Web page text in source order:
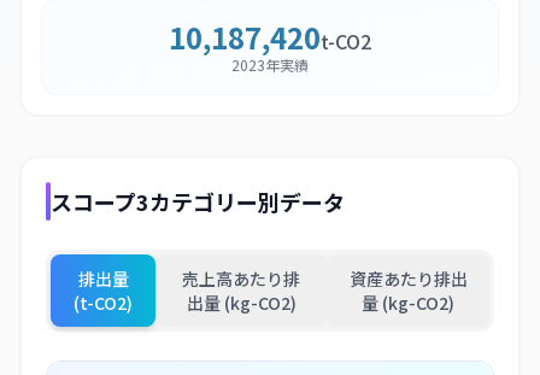
10,187,420t-CO2
2023年実績
スコープ3カテゴリー別データ
排出量
(t-CO2)
売上高あたり排
出量 (kg-CO2)
資産あたり排出
量 (kg-CO2)